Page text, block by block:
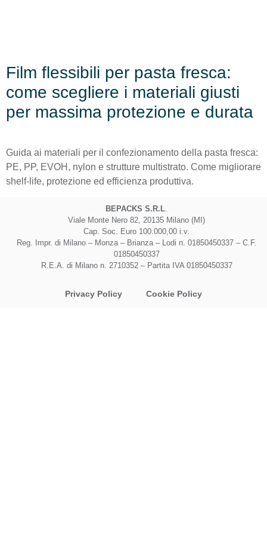
Film flessibili per pasta fresca:
come scegliere i materiali giusti
per massima protezione e durata
Guida ai materiali per il confezionamento della pasta fresca:
PE, PP, EVOH, nylon e strutture multistrato. Come migliorare
shelf-life, protezione ed efficienza produttiva.
BEPACKS S.R.L.
Viale Monte Nero 82, 20135 Milano (MI)
Cap. Soc. Euro 100.000,00 i.v.
Reg. Impr. di Milano – Monza – Brianza – Lodi n. 01850450337 – C.F.
01850450337
R.E.A. di Milano n. 2710352 – Partita IVA 01850450337
Privacy Policy Cookie Policy